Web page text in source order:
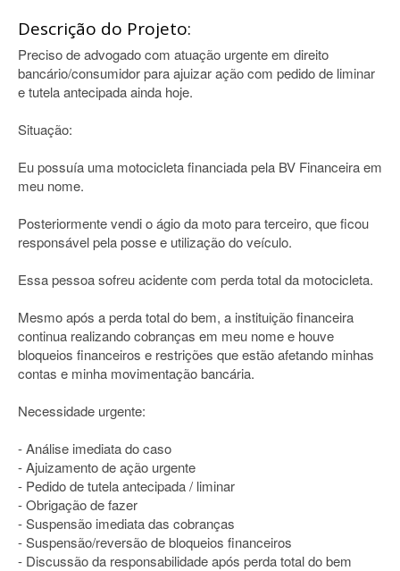
Descrição do Projeto:
Preciso de advogado com atuação urgente em direito
bancário/consumidor para ajuizar ação com pedido de liminar
e tutela antecipada ainda hoje.
Situação:
Eu possuía uma motocicleta financiada pela BV Financeira em
meu nome.
Posteriormente vendi o ágio da moto para terceiro, que ficou
responsável pela posse e utilização do veículo.
Essa pessoa sofreu acidente com perda total da motocicleta.
Mesmo após a perda total do bem, a instituição financeira
continua realizando cobranças em meu nome e houve
bloqueios financeiros e restrições que estão afetando minhas
contas e minha movimentação bancária.
Necessidade urgente:
- Análise imediata do caso
- Ajuizamento de ação urgente
- Pedido de tutela antecipada / liminar
- Obrigação de fazer
- Suspensão imediata das cobranças
- Suspensão/reversão de bloqueios financeiros
- Discussão da responsabilidade após perda total do bem